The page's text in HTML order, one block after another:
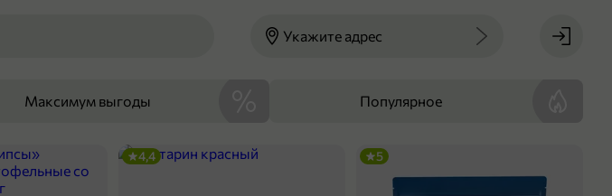
Укажите адрес
Максимум выгоды Популярное
4,4 5